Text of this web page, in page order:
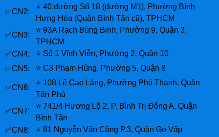
✅CN2:
⭐ 40 đường Số 18 (đường M1), Phường Bình
Hưng Hòa (Quận Bình Tân cũ), TPHCM
✅CN3:
⭐ 93A Rạch Bùng Binh, Phường 9, Quận 3,
TPHCM
✅CN4:
⭐ Số 1 Vĩnh Viễn, Phường 2, Quận 10
✅CN5:
⭐ C3 Phạm Hùng, Phường 5, Quận 8
✅CN6:
⭐ 108 Lê Cao Lãng, Phường Phú Thạnh, Quận
Tân Phú
✅CN7:
⭐ 741/4 Hương Lộ 2, P. Bình Trị Đông A, Quận
Bình Tân
✅CN8:
⭐ 81 Nguyễn Văn Công P.3, Quận Gò Vấp